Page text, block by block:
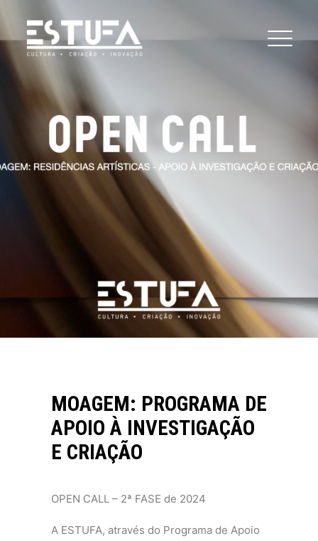
MOAGEM: PROGRAMA DE
APOIO À INVESTIGAÇÃO
E CRIAÇÃO
OPEN CALL – 2ª FASE de 2024
A ESTUFA, através do Programa de Apoio